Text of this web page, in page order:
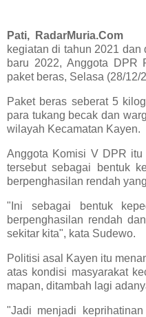
Pati,
kegiatan di tahun 2021 dan
baru 2022, Anggota DPR
paket beras, Selasa (28/12/
Paket beras seberat 5
para tukang becak dan
wilayah Kecamatan Kayen.
Anggota Komisi V DPR itu
tersebut sebagai bentuk
berpenghasilan rendah
"Ini sebagai bentuk
berpenghasilan rendah
sekitar kita", kata Sudewo.
Politisi asal Kayen itu
atas kondisi masyarakat
mapan, ditambah lagi
"Jadi menjadi